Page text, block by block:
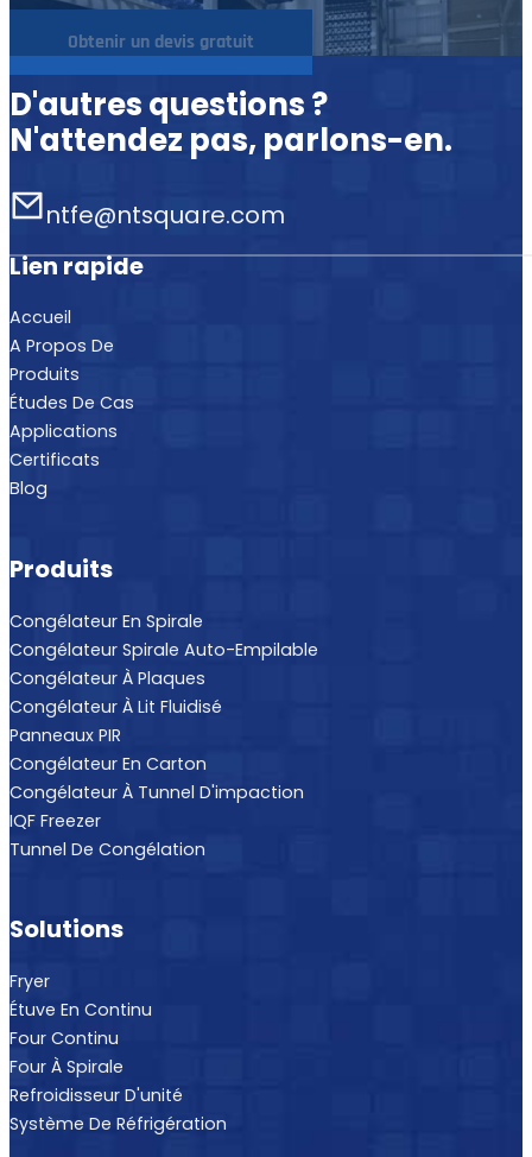
Obtenir un devis gratuit
D'autres questions ?
N'attendez pas, parlons-en.
ntfe@ntsquare.com
Lien rapide
Accueil
A Propos De
Produits
Études De Cas
Applications
Certificats
Blog
Produits
Congélateur En Spirale
Congélateur Spirale Auto-Empilable
Congélateur À Plaques
Congélateur À Lit Fluidisé
Panneaux PIR
Congélateur En Carton
Congélateur À Tunnel D'impaction
IQF Freezer
Tunnel De Congélation
Solutions
Fryer
Étuve En Continu
Four Continu
Four À Spirale
Refroidisseur D'unité
Système De Réfrigération